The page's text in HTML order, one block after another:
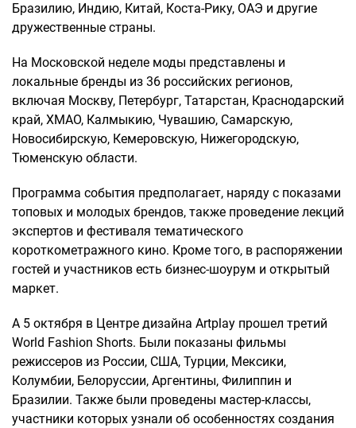
Бразилию, Индию, Китай, Коста-Рику, ОАЭ и другие
дружественные страны.
На Московской неделе моды представлены и
локальные бренды из 36 российских регионов,
включая Москву, Петербург, Татарстан, Краснодарский
край, ХМАО, Калмыкию, Чувашию, Самарскую,
Новосибирскую, Кемеровскую, Нижегородскую,
Тюменскую области.
Программа события предполагает, наряду с показами
топовых и молодых брендов, также проведение лекций
экспертов и фестиваля тематического
короткометражного кино. Кроме того, в распоряжении
гостей и участников есть бизнес-шоурум и открытый
маркет.
А 5 октября в Центре дизайна Artplay прошел третий
World Fashion Shorts. Были показаны фильмы
режиссеров из России, США, Турции, Мексики,
Колумбии, Белоруссии, Аргентины, Филиппин и
Бразилии. Также были проведены мастер-классы,
участники которых узнали об особенностях создания